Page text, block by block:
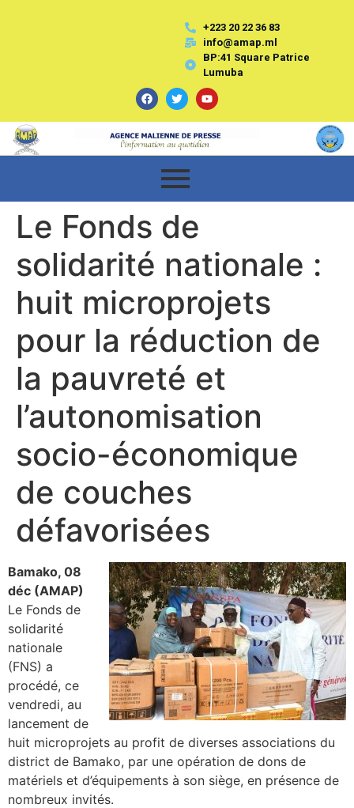
+223 20 22 36 83
info@amap.ml
BP:41 Square Patrice
Lumuba
Le Fonds de
solidarité nationale :
huit microprojets
pour la réduction de
la pauvreté et
l’autonomisation
socio-économique
de couches
défavorisées
Bamako, 08
déc (AMAP)
Le Fonds de
solidarité
nationale
(FNS) a
procédé, ce
vendredi, au
lancement de
huit microprojets au profit de diverses associations du
district de Bamako, par une opération de dons de
matériels et d’équipements à son siège, en présence de
nombreux invités.